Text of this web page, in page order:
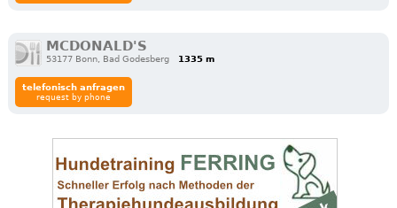
MCDONALD'S
53177 Bonn, Bad Godesberg 1335 m
telefonisch anfragen
request by phone